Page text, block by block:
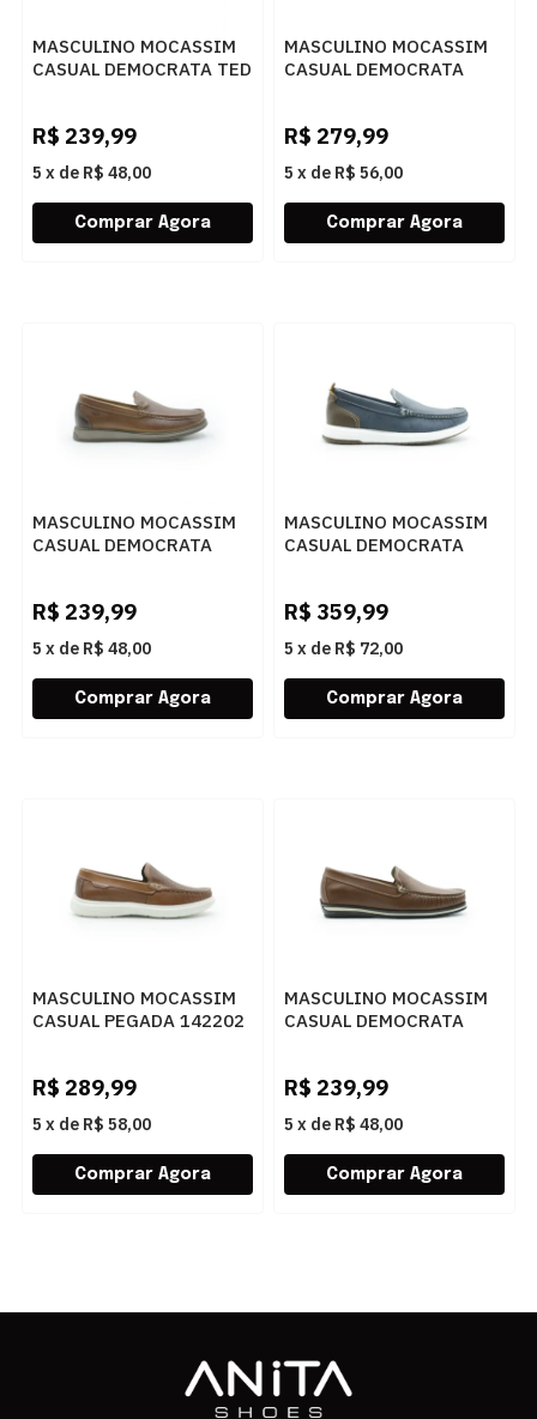
MASCULINO MOCASSIM
CASUAL DEMOCRATA TED
R$ 239,99
5 x de R$ 48,00
MASCULINO MOCASSIM
CASUAL DEMOCRATA
R$ 279,99
5 x de R$ 56,00
MASCULINO MOCASSIM
CASUAL DEMOCRATA
R$ 239,99
5 x de R$ 48,00
MASCULINO MOCASSIM
CASUAL DEMOCRATA
R$ 359,99
5 x de R$ 72,00
MASCULINO MOCASSIM
CASUAL PEGADA 142202
R$ 289,99
5 x de R$ 58,00
MASCULINO MOCASSIM
CASUAL DEMOCRATA
R$ 239,99
5 x de R$ 48,00